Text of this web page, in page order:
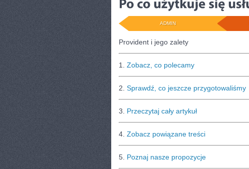
ADMIN
Provident i jego zalety
1. Zobacz, co polecamy
2. Sprawdź, co jeszcze przygotowaliśmy
3. Przeczytaj cały artykuł
4. Zobacz powiązane treści
5. Poznaj nasze propozycje